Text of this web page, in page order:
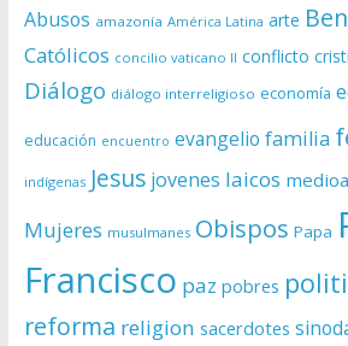
Abusos amazonía América Latina arte
Católicos concilio vaticano II conflicto
Diálogo diálogo interreligioso economía
educación encuentro evangelio familia
indígenas Jesus jovenes laicos
Mujeres musulmanes Obispos Papa
Francisco paz pobres
reforma religion sacerdotes